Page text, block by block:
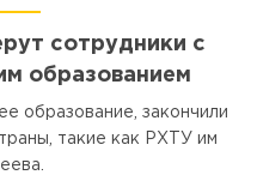
сотрудники с
образованием
образование, закончили
такие как РХТУ им